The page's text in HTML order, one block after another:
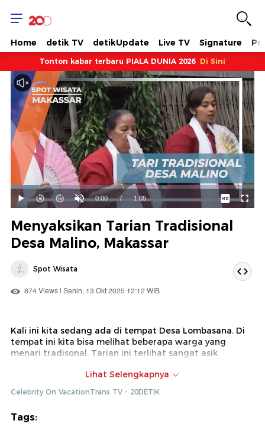
Home detik TV detikUpdate Live TV Signature
Tonton kabar terbaru PIALA DUNIA 2026 Di Sini
Mainkan
Suara
Hidup
Waktu
0:00 / Durasi
1:05
Dimuat:
11.57%
Menyaksikan Tarian Tradisional
Desa Malino, Makassar
Spot Wisata
874 Views | Senin, 13 Okt 2025 12:12 WIB
Kali ini kita sedang ada di tempat Desa Lombasana. Di
tempat ini kita bisa melihat beberapa warga yang
menari tradisonal. Tarian ini terlihat sangat asik
Dok : Celebrity on Vacation Trans TV (Diki)
Lihat Selengkapnya
Celebrity On VacationTrans TV - 20DETIK
Tags: